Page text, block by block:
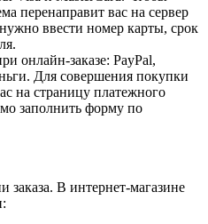
перенаправит вас на сервер
ввести номер карты, срок
онлайн-заказе: PayPal,
Для совершения покупки
на страницу платежного
заполнить форму по
заказа. В интернет-магазине